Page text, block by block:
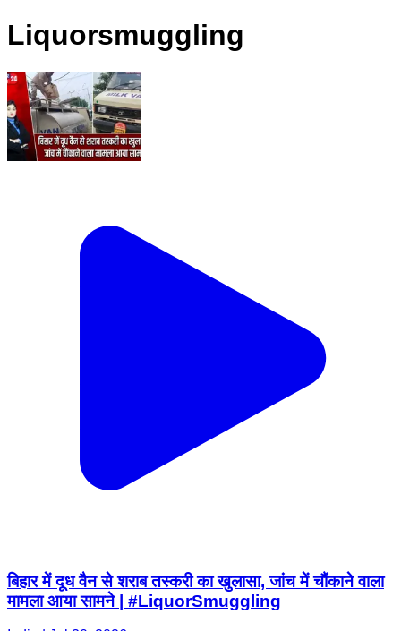
Liquorsmuggling
बिहार में दूध वैन से शराब तस्करी का खुलासा, जांच में चौंकाने वाला
मामला आया सामने | #LiquorSmuggling